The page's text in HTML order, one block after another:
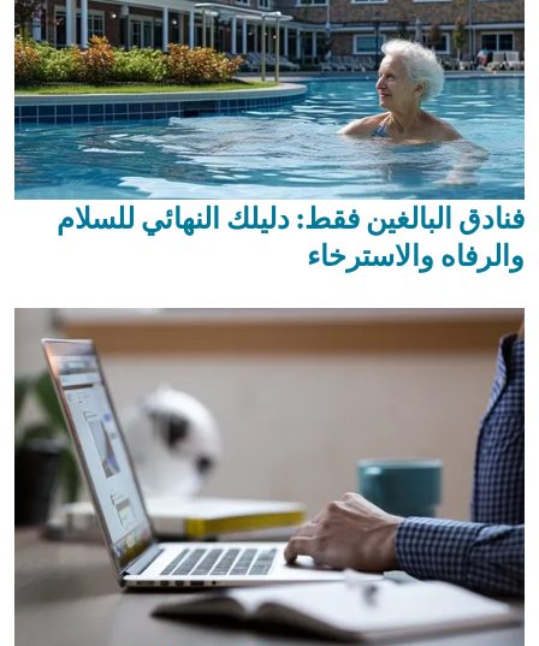
فنادق البالغين فقط: دليلك النهائي للسلام
والرفاه والاسترخاء